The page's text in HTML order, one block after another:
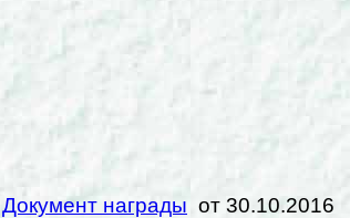
Документ награды от 30.10.2016